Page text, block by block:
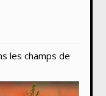
les champs de